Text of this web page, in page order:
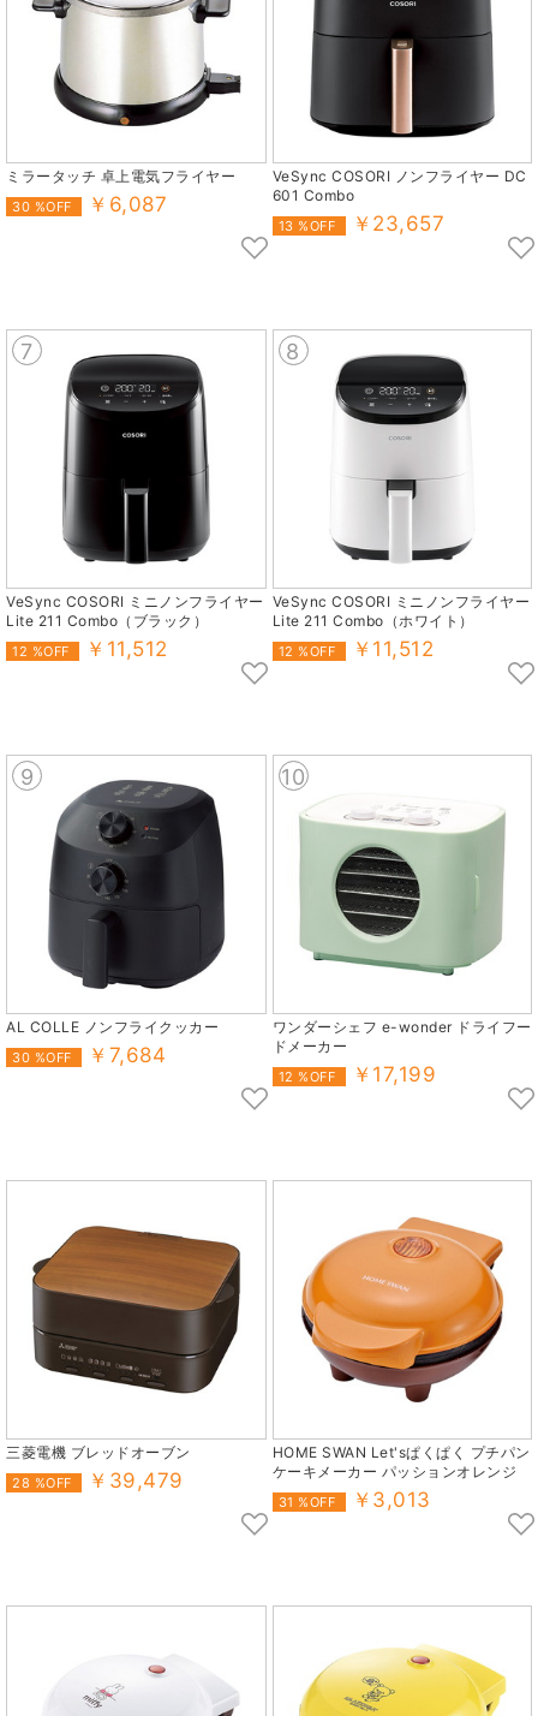
ミラータッチ 卓上電気フライヤー
30 %OFF ￥6,087
VeSync COSORI ノンフライヤー DC
601 Combo
13 %OFF ￥23,657
7
VeSync COSORI ミニノンフライヤー
Lite 211 Combo（ブラック）
12 %OFF ￥11,512
8
VeSync COSORI ミニノンフライヤー
Lite 211 Combo（ホワイト）
12 %OFF ￥11,512
9
AL COLLE ノンフライクッカー
30 %OFF ￥7,684
10
ワンダーシェフ e-wonder ドライフー
ドメーカー
12 %OFF ￥17,199
三菱電機 ブレッドオーブン
28 %OFF ￥39,479
HOME SWAN Let'sぱくぱく プチパン
ケーキメーカー パッションオレンジ
31 %OFF ￥3,013